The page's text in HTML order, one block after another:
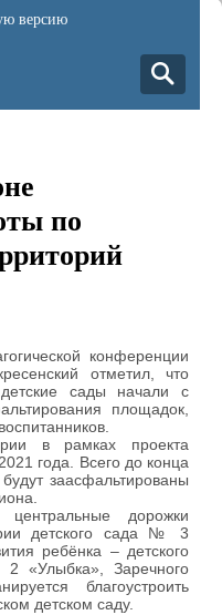
версию
по
конференции
отметил, что
сады начали с
площадок,
в рамках проекта
года. Всего до конца
заасфальтированы
дорожки
детского сада № 3
ребёнка – детского
Заречного
благоустроить
детском саду.